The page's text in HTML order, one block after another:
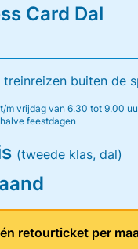
Card Dal
buiten de
m vrijdag van 6.30 tot 9.00
feestdagen
(tweede klas, dal)
retourticket per